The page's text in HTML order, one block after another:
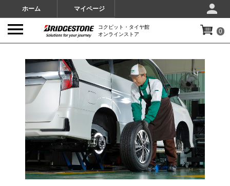
ホーム マイページ
コクピット・タイヤ館
オンラインストア
0